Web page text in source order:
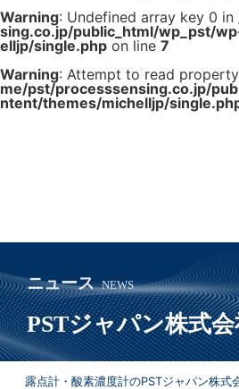
Warning: Undefined array key 0 in
sing.co.jp/public_html/wp_pst/
elljp/single.php on line 7
Warning: Attempt to read
me/pst/processsensing.co.jp/
ntent/themes/michelljp/
ニュース NEWS
PSTジャパン株式
露点計・酸素濃度計のPSTジャパン株式